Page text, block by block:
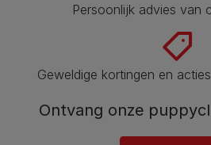
Persoonlijk advies van
Geweldige kortingen en
Ontvang onze